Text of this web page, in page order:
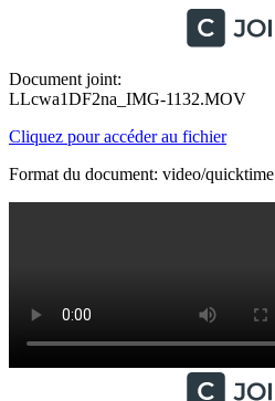
Document joint:
LLcwa1DF2na_IMG-1132.MOV
Cliquez pour accéder au fichier
Format du document: video/quicktime